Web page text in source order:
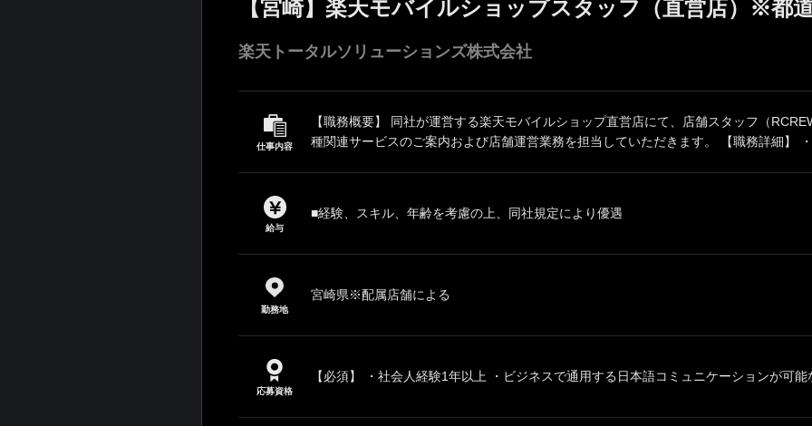
【宮崎】楽天モバイルショップスタッフ（直営店）※都
楽天トータルソリューションズ株式会社
仕事内容
【職務概要】 同社が運営する楽天モバイルショップ直営店にて、店舗スタッフ（
種関連サービスのご案内および店舗運営業務を担当していただきます。 【職務詳細】
給与
■経験、スキル、年齢を考慮の上、同社規定により優遇
勤務地
宮崎県※配属店舗による
応募資格
【必須】 ・社会人経験1年以上 ・ビジネスで通用する日本語コミュニケーションが可能